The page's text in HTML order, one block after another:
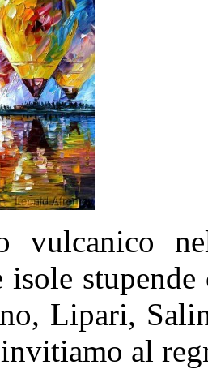
vulcanico
isole
Lipari,
al